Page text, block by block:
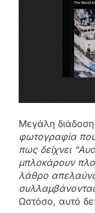
Μεγάλη
φωτογραφία που
πως δείχνει
μπλοκάρουν
λάθρο
Ωστόσο, αυτό